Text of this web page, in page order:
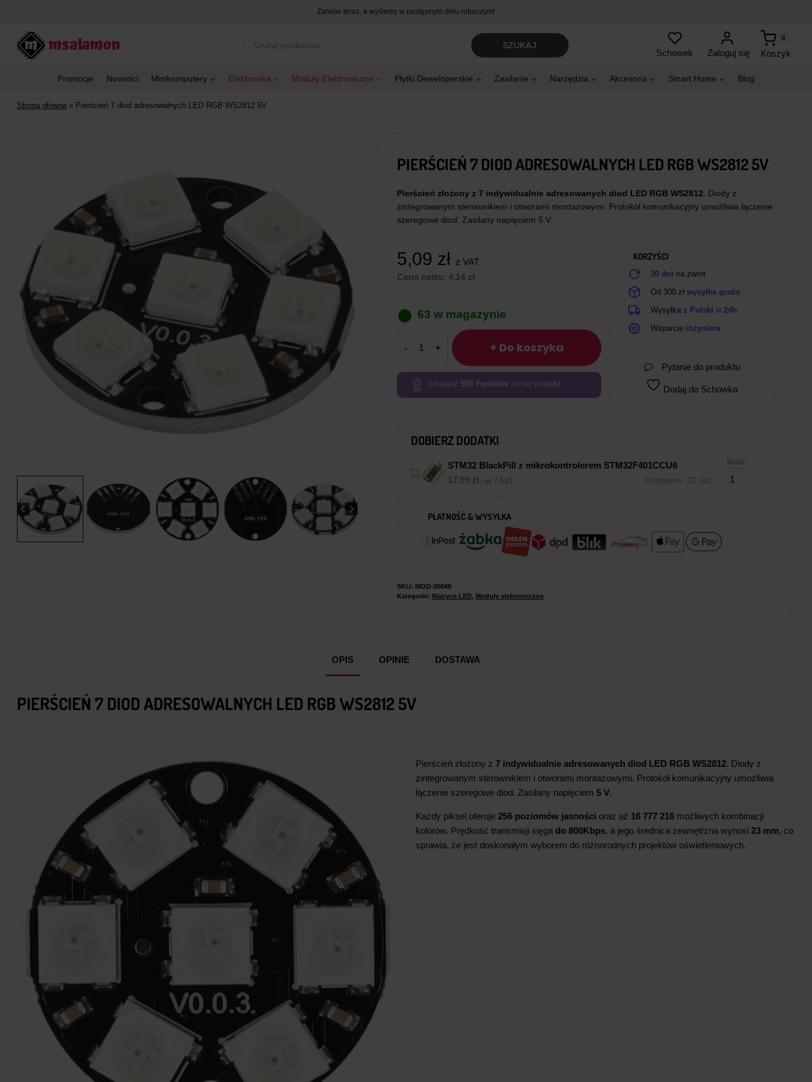
Zamów teraz, a wyślemy w następnym dniu roboczym!
produktów
SZUKAJ
Schowek Zaloguj się Koszyk
0
Promocje Nowości Minikomputery Elektronika Moduły Elektroniczne Płytki Deweloperskie Zasilanie Narzędzia Akcesoria Smart Home Blog
Strona główna » Pierścień 7 diod adresowalnych LED RGB WS2812 5V
PIERŚCIEŃ 7 DIOD ADRESOWALNYCH LED RGB WS2812 5V
Pierścień złożony z 7 indywidualnie adresowanych diod LED RGB WS2812. Diody z
zintegrowanym sterownikiem i otworami montażowymi. Protokół komunikacyjny umożliwia łączenie
szeregowe diod. Zasilany napięciem 5 V.
5,09 zł z VAT
Cena netto: 4,14 zł
63 w magazynie
Pierścień
diod
adresowalnych
WS2812
+ Do koszyka
Zdobądź 509Punktówza ten produkt.
KORZYŚCI
30 dni na zwrot
Od 300 złwysyłka gratis
Wysyłka z Polskiw24h
Wsparcie inżyniera
Pytanie do produktu
Dodaj do Schowka
DOBIERZ DODATKI
STM32 BlackPill z mikrokontrolerem STM32F401CCU6
17,99 zł z VAT / szt. Dostępne: 22 szt.
Ilość:
PŁATNOŚĆ & WYSYŁKA
SKU: MOD-00048
Kategorie: Matryce LED, Moduły elektroniczne
OPIS OPINIE DOSTAWA
PIERŚCIEŃ 7 DIOD ADRESOWALNYCH LED RGB WS2812 5V
Pierścień złożony z 7 indywidualnie adresowanych diod LED RGB WS2812. Diody z
zintegrowanym sterownikiem i otworami montażowymi. Protokół komunikacyjny umożliwia
łączenie szeregowe diod. Zasilany napięciem 5 V.
Każdy piksel oferuje 256 poziomów jasności oraz aż 16 777 216 możliwych kombinacji
kolorów. Prędkość transmisji sięga do 800Kbps, a jego średnica zewnętrzna wynosi 23 mm, co
sprawia, że jest doskonałym wyborem do różnorodnych projektów oświetleniowych.